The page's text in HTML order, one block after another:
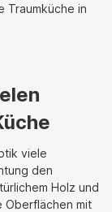
Traumküche in
viele
den
Holz und
Oberflächen mit